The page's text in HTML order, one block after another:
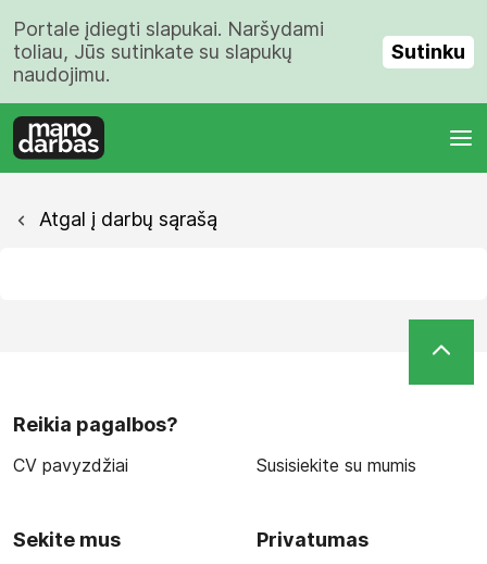
Portale įdiegti slapukai. Naršydami
toliau, Jūs sutinkate su slapukų
naudojimu.
Sutinku
Atgal į darbų sąrašą
Reikia pagalbos?
CV pavyzdžiai Susisiekite su mumis
Sekite mus Privatumas